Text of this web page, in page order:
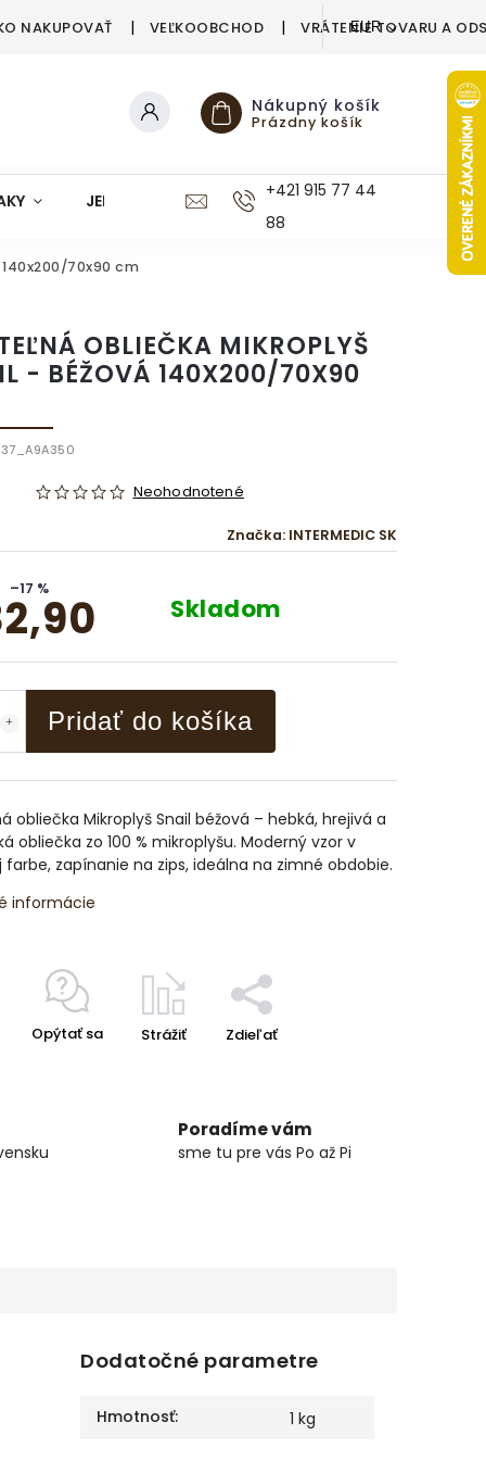
NAKUPOVAŤ VEĽKOOBCHOD VRÁTENIE TOVARU A
EUR
Nákupný košík
Prázdny košík
JEDÁLEŇ KUCHYŇA KÚPEĽŇA
+421 915 77 44
88
70x90 cm
OBLIEČKA MIKROPLYŠ
- BÉŽOVÁ 140X200/70X90
Neohodnotené
Značka: INTERMEDIC SK
–17 %
Skladom
Pridať do košíka
obliečka Mikroplyš Snail béžová – hebká, hrejivá a
obliečka zo 100 % mikroplyšu. Moderný vzor v
farbe, zapínanie na zips, ideálna na zimné obdobie.
informácie
Opýtať sa Strážiť Zdieľať
Poradíme vám
sme tu pre vás Po až Pi
Dodatočné parametre
Hmotnosť: 1 kg